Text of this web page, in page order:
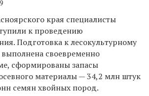
края специалисты
к проведению
Подготовка к лесокультурному
выполнена своевременно
сформированы запасы
материалы — 34,2 млн штук
семян хвойных пород.